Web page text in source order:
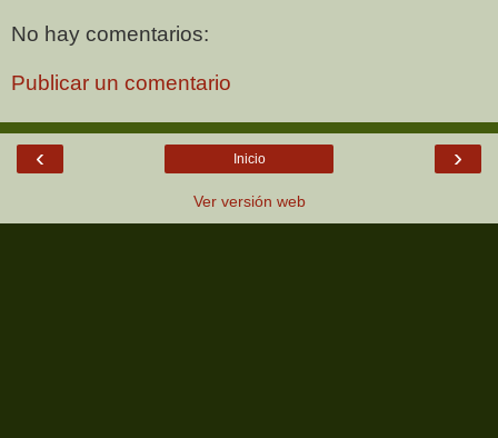
No hay comentarios:
Publicar un comentario
‹ ›
Inicio
Ver versión web